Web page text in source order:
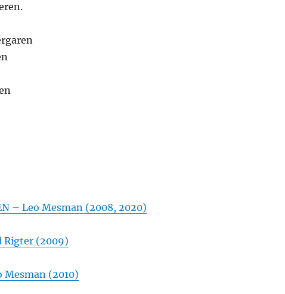
– Leo Mesman (2008, 2020)
Rigter (2009)
Mesman (2010)